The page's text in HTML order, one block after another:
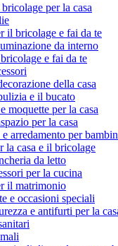
per la casa
il bricolage e fai da te
da interno
e fai da te
della casa
e il bucato
moquette per la casa
per la casa
arredamento per
la casa e il bricolage
da letto
per la cucina
il matrimonio
e occasioni speciali
e antifurti per la